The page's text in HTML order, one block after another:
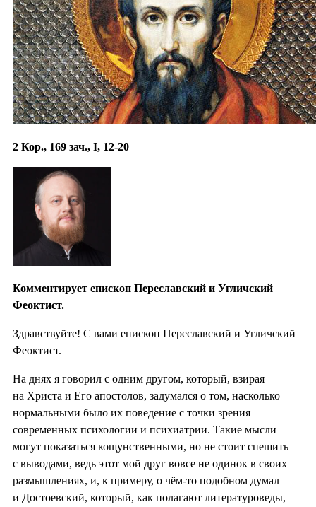
2 Кор., 169 зач., I, 12-20
Комментирует епископ Переславский и Угличский
Феоктист.
Здравствуйте! С вами епископ Переславский и Угличский
Феоктист.
На днях я говорил с одним другом, который, взирая
на Христа и Его апостолов, задумался о том, насколько
нормальными было их поведение с точки зрения
современных психологии и психиатрии. Такие мысли
могут показаться кощунственными, но не стоит спешить
с выводами, ведь этот мой друг вовсе не одинок в своих
размышлениях, и, к примеру, о чём-то подобном думал
и Достоевский, который, как полагают литературоведы,